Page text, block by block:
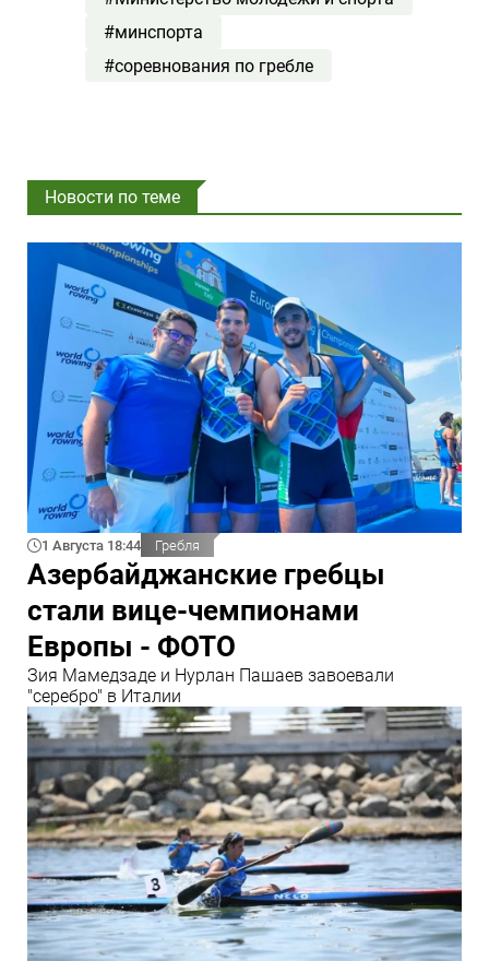
#минспорта
#соревнования по гребле
Новости по теме
1 Августа 18:44 Гребля
Азербайджанские гребцы
стали вице-чемпионами
Европы - ФОТО
Зия Мамедзаде и Нурлан Пашаев завоевали
"серебро" в Италии